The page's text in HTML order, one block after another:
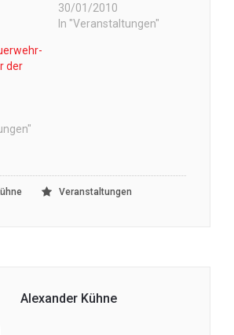
30/01/2010
In "Veranstaltungen"
der
Veranstaltungen
Alexander Kühne